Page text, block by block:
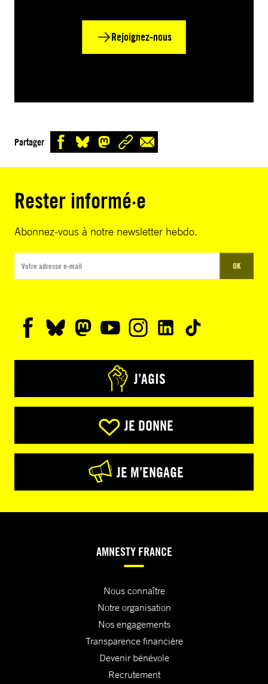
Rejoignez-nous
Partager
Rester informé·e
Abonnez-vous à notre newsletter hebdo.
OK
J’AGIS
JE DONNE
JE M’ENGAGE
AMNESTY FRANCE
Nous connaître
Notre organisation
Nos engagements
Transparence financière
Devenir bénévole
Recrutement